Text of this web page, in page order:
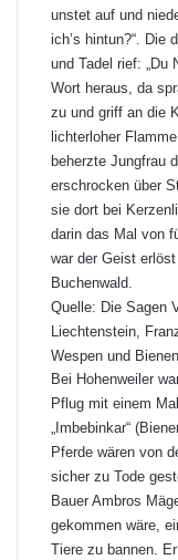
unstet auf und
ich’s hintun?“. Die
und Tadel rief: „Du
Wort heraus, da
zu und griff an die
lichterloher
beherzte Jungfrau
erschrocken über
sie dort bei
darin das Mal von
war der Geist
Buchenwald.
Quelle: Die Sagen
Liechtenstein,
Wespen und
Bei Hohenweiler
Pflug mit einem
„Imbebinkar“
Pferde wären von
sicher zu Tode
Bauer Ambros
gekommen wäre,
Tiere zu bannen.